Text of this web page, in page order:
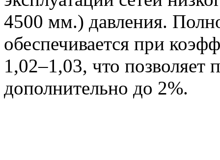
4500 мм.) давления.
обеспечивается при
1,02–1,03, что позволяет
дополнительно до 2%.